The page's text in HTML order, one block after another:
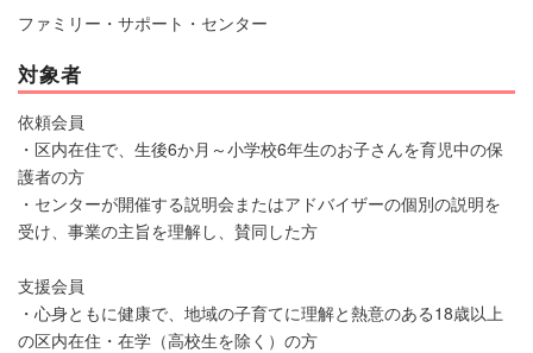
ファミリー・サポート・センター
対象者
依頼会員
・区内在住で、生後6か月～小学校6年生のお子さんを育児中の保
護者の方
・センターが開催する説明会またはアドバイザーの個別の説明を
受け、事業の主旨を理解し、賛同した方
支援会員
・心身ともに健康で、地域の子育てに理解と熱意のある18歳以上
の区内在住・在学（高校生を除く）の方